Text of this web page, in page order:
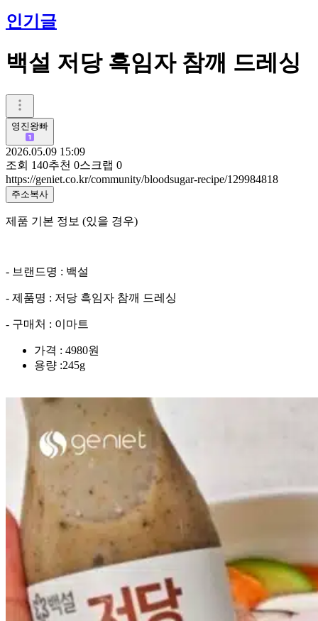
인기글
백설 저당 흑임자 참깨 드레싱
영진왕빠
2026.05.09 15:09
조회 140추천 0스크랩 0
https://geniet.co.kr/community/bloodsugar-recipe/129984818
주소복사
제품 기본 정보 (있을 경우)
- 브랜드명 : 백설
- 제품명 : 저당 흑임자 참깨 드레싱
- 구매처 : 이마트
가격 : 4980원
용량 :245g